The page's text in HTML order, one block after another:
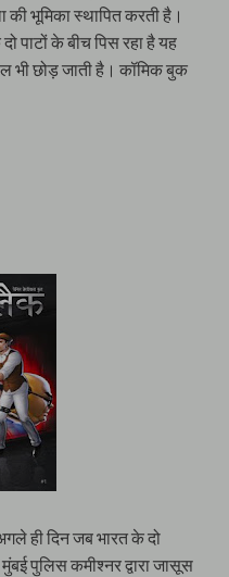
भूमिका स्थापित करती है।
पाटों के बीच पिस रहा है यह
भी छोड़ जाती है। कॉमिक बुक
ही दिन जब भारत के दो
मुंबई पुलिस कमीश्नर द्वारा जासूस